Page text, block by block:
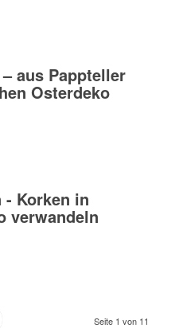
aus Pappteller
Osterdeko
Korken in
verwandeln
Seite 1 von 11